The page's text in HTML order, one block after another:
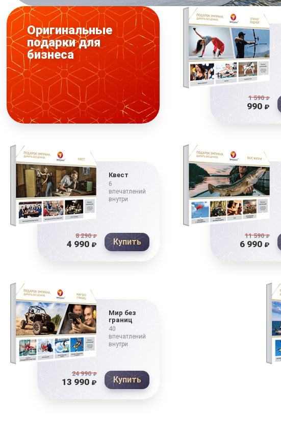
Оригинальные
подарки для
бизнеса
1 590₽
990 ₽
Квест
6
впечатлений
внутри
8 290₽
4 990 ₽ Купить
11 590₽
6 990 ₽
Мир без
границ
40
впечатлений
внутри
24 990₽
13 990 ₽ Купить